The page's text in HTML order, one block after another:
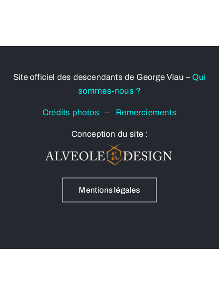
Site officiel des descendants de George Viau – Qui
sommes-nous ?
Crédits photos– Remerciements
Conception du site :
Mentions légales